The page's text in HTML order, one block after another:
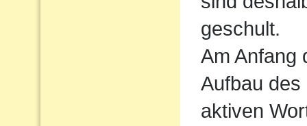
geschult.
Am Anfang
Aufbau
aktiven